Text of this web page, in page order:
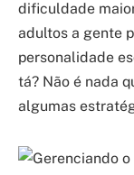
dificuldade
adultos a gente
personalidade
tá? Não é nada
algumas